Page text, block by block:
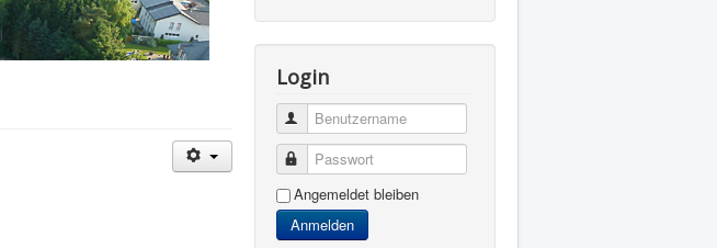
Login
Benutzername
Passwort
Angemeldet bleiben
Anmelden